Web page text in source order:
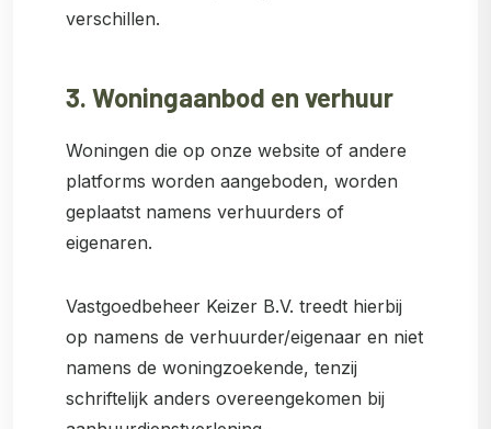
verschillen.
3. Woningaanbod en verhuur
Woningen die op onze website of andere
platforms worden aangeboden, worden
geplaatst namens verhuurders of
eigenaren.
Vastgoedbeheer Keizer B.V. treedt hierbij
op namens de verhuurder/eigenaar en niet
namens de woningzoekende, tenzij
schriftelijk anders overeengekomen bij